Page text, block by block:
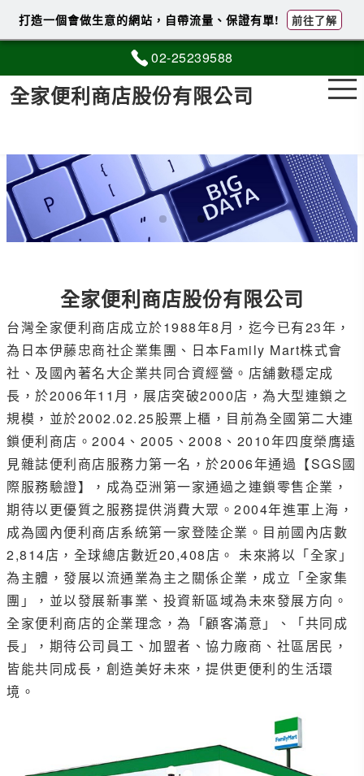
02-25239588
全家便利商店股份有限公司
全家便利商店股份有限公司
台灣全家便利商店成立於1988年8月，迄今已有23年，
為日本伊藤忠商社企業集團、日本Family Mart株式會
社、及國內著名大企業共同合資經營。店舖數穩定成
長，於2006年11月，展店突破2000店，為大型連鎖之
規模，並於2002.02.25股票上櫃，目前為全國第二大連
鎖便利商店。2004、2005、2008、2010年四度榮膺遠
見雜誌便利商店服務力第一名，於2006年通過【SGS國
際服務驗證】，成為亞洲第一家通過之連鎖零售企業，
期待以更優質之服務提供消費大眾。2004年進軍上海，
成為國內便利商店系統第一家登陸企業。目前國內店數
2,814店，全球總店數近20,408店。 未來將以「全家」
為主體，發展以流通業為主之關係企業，成立「全家集
團」，並以發展新事業、投資新區域為未來發展方向。
全家便利商店的企業理念，為「顧客滿意」、「共同成
長」，期待公司員工、加盟者、協力廠商、社區居民，
皆能共同成長，創造美好未來，提供更便利的生活環
境。
打造一個會做生意的網站，自帶流量、保證有單! 前往了解